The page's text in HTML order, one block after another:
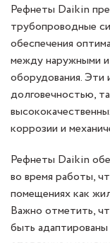
Рефнеты Daikin
трубопроводные
обеспечения
между наружными и
оборудования.
долговечностью,
коррозии и
Рефнеты Daikin
во время работы,
помещениях как
Важно отметить,
быть